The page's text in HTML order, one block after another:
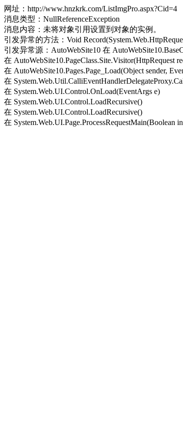
网址：http://www.hnzkrk.com/ListImgPro.aspx?Cid=4
消息类型：NullReferenceException
消息内容：未将对象引用设置到对象的实例。
引发异常的方法：Void
引发异常源：AutoWebSite10 在
在 AutoWebSite10.PageClass.Site.Visitor(HttpRequest
在 AutoWebSite10.Pages.Page_Load(Object sender,
在
在 System.Web.UI.Control.OnLoad(EventArgs e)
在 System.Web.UI.Control.LoadRecursive()
在 System.Web.UI.Control.LoadRecursive()
在 System.Web.UI.Page.ProcessRequestMain(Boolean